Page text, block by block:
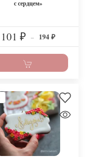
с сердцем»
101 ₽ – 194 ₽